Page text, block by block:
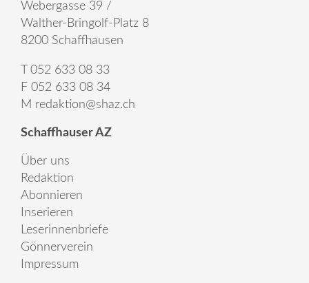
Webergasse 39 /
Walther-Bringolf-Platz 8
8200 Schaffhausen
T 052 633 08 33
F 052 633 08 34
M redaktion@shaz.ch
Schaffhauser AZ
Über uns
Redaktion
Abonnieren
Inserieren
Leserinnenbriefe
Gönnerverein
Impressum